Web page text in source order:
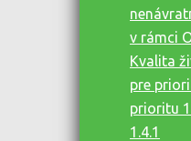
v rámci
Kvalita
pre
prioritu
1.4.1